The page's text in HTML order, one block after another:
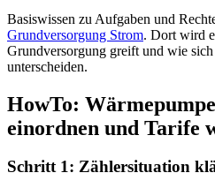
Basiswissen zu Aufgaben und
Grundversorgung Strom. Dort wird
Grundversorgung greift und wie
unterscheiden.
HowTo:
einordnen und Tarife
Schritt 1: Zählersituation